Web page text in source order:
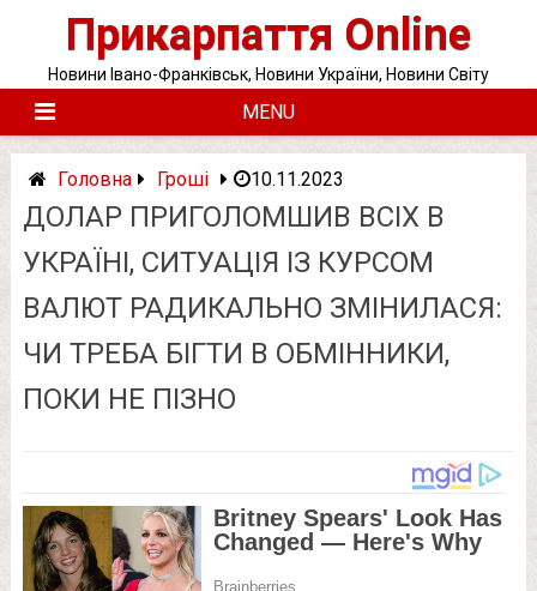
Прикарпаття Online
Новини Івано-Франківськ, Новини України, Новини Світу
MENU
Головна Гроші 10.11.2023
ДОЛАР ПРИГОЛОМШИВ ВСІХ В
УКРАЇНІ, СИТУАЦІЯ ІЗ КУРСОМ
ВАЛЮТ РАДИКАЛЬНО ЗМІНИЛАСЯ:
ЧИ ТРЕБА БІГТИ В ОБМІННИКИ,
ПОКИ НЕ ПІЗНО